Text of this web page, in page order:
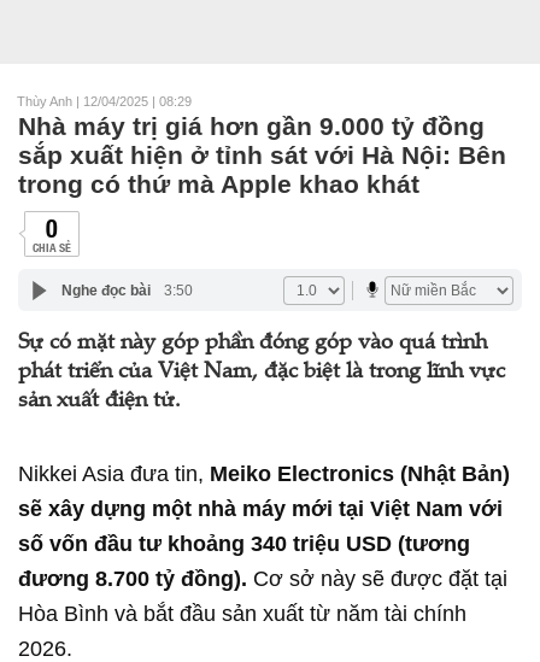
Thùy Anh | 12/04/2025 | 08:29
Nhà máy trị giá hơn gần 9.000 tỷ đồng
sắp xuất hiện ở tỉnh sát với Hà Nội: Bên
trong có thứ mà Apple khao khát
0
CHIA SẺ
Nghe đọc bài 3:50
Sự có mặt này góp phần đóng góp vào quá trình
phát triển của Việt Nam, đặc biệt là trong lĩnh vực
sản xuất điện tử.
Nikkei Asia đưa tin, Meiko Electronics (Nhật Bản)
sẽ xây dựng một nhà máy mới tại Việt Nam với
số vốn đầu tư khoảng 340 triệu USD (tương
đương 8.700 tỷ đồng). Cơ sở này sẽ được đặt tại
Hòa Bình và bắt đầu sản xuất từ năm tài chính
2026.